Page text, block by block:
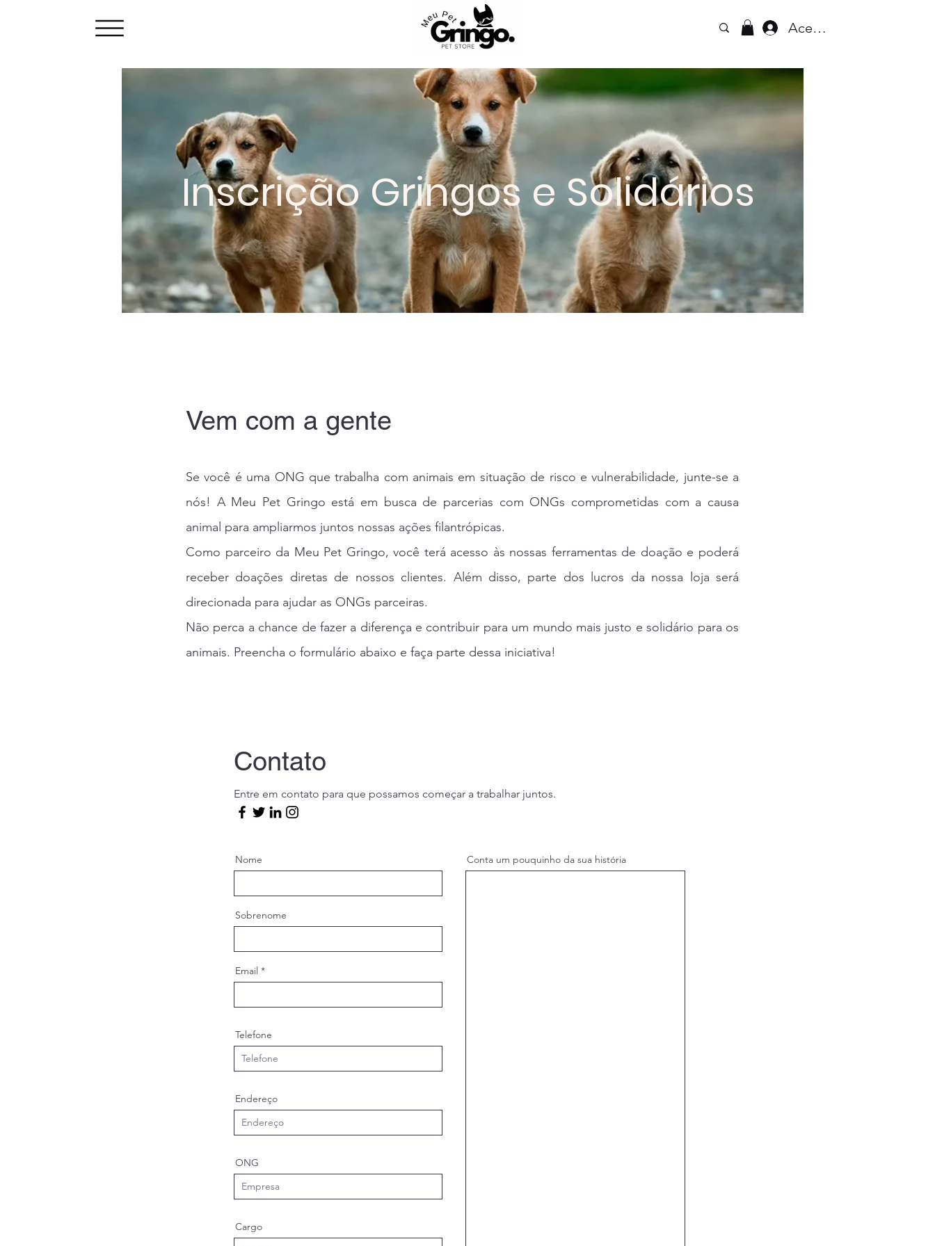
Acesse
Inscrição Gringos e Solidários
Vem com a gente
Se você é uma ONG que trabalha com animais em situação de risco e vulnerabilidade, junte-se a
nós! A Meu Pet Gringo está em busca de parcerias com ONGs comprometidas com a causa
animal para ampliarmos juntos nossas ações filantrópicas.
Como parceiro da Meu Pet Gringo, você terá acesso às nossas ferramentas de doação e poderá
receber doações diretas de nossos clientes. Além disso, parte dos lucros da nossa loja será
direcionada para ajudar as ONGs parceiras.
Não perca a chance de fazer a diferença e contribuir para um mundo mais justo e solidário para os
animais. Preencha o formulário abaixo e faça parte dessa iniciativa!
​Contato
Entre em contato para que possamos começar a trabalhar juntos.
Nome
Sobrenome
Email
Telefone
Endereço
ONG
Cargo
Conta um pouquinho da sua história